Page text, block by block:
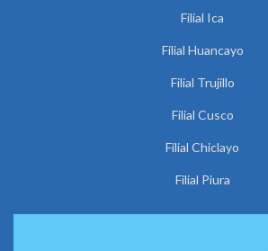
Filial Ica
Filial Huancayo
Filial Trujillo
Filial Cusco
Filial Chiclayo
Filial Piura